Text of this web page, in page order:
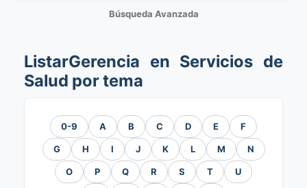
Búsqueda Avanzada
ListarGerencia en Servicios de
Salud por tema
0-9 A B C D E F
G H I J K L M N
O P Q R S T U